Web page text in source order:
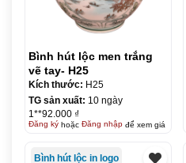
Bình hút lộc men trắng
vẽ tay- H25
Kích thước: H25
TG sản xuất: 10 ngày
1**92.000 ₫
Đăng kýhoặc Đăng nhậpđể xem giá
Bình hút lộc in logo